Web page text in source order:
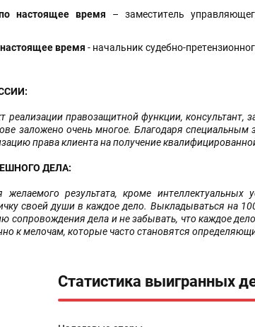
настоящее время – заместитель
настоящее время - начальник судебно-
реализации правозащитной функции, консультант,
заложено очень многое. Благодаря
права клиента на получение
ДЕЛА:
желаемого результата, кроме интеллектуальных
своей души в каждое дело. Выкладываться на
сопровождения дела и не забывать, что каждое
к мелочам, которые часто становятся
Статистика выигранных